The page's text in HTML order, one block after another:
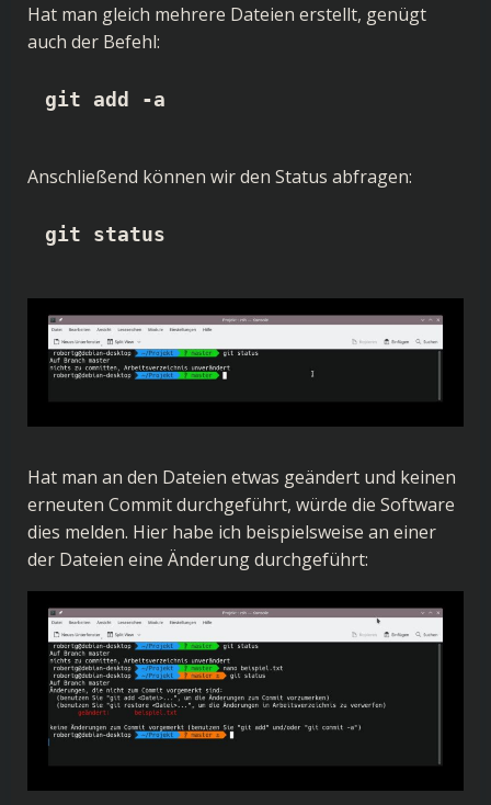
Hat man gleich mehrere Dateien erstellt, genügt
auch der Befehl:
git add -a
Anschließend können wir den Status abfragen:
git status
Hat man an den Dateien etwas geändert und keinen
erneuten Commit durchgeführt, würde die Software
dies melden. Hier habe ich beispielsweise an einer
der Dateien eine Änderung durchgeführt: